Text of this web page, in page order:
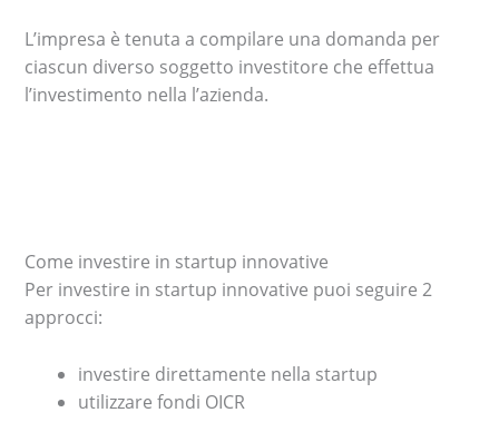
L’impresa è tenuta a compilare una domanda per
ciascun diverso soggetto investitore che effettua
l’investimento nella l’azienda.
Come investire in startup innovative
Per investire in startup innovative puoi seguire 2
approcci:
investire direttamente nella startup
utilizzare fondi OICR